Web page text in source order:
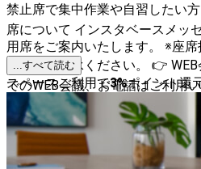
禁止席で集中作業や自習したい方に
席について インスタベースメッ
用席をご案内いたします。 ※座
かじめご了承ください。 👉 WEB会議・電話について 座席
でのWEB会議、お電話はご利用
...すべて読む
スペースご利用で3%ポイント還